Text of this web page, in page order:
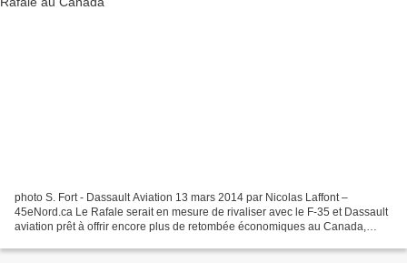
photo S. Fort - Dassault Aviation 13 mars 2014 par Nicolas Laffont –
45eNord.ca Le Rafale serait en mesure de rivaliser avec le F-35 et Dassault
aviation prêt à offrir encore plus de retombée économiques au Canada,